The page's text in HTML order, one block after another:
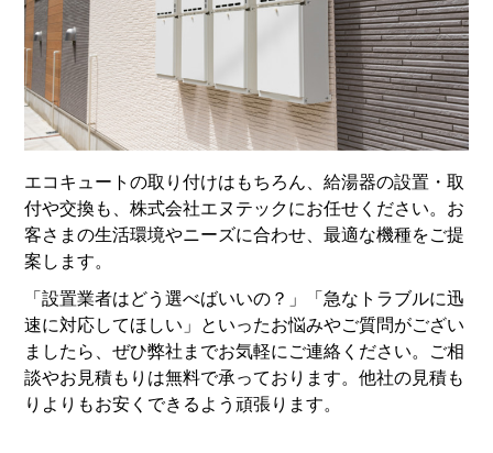
エコキュートの取り付けはもちろん、給湯器の設置・取
付や交換も、株式会社エヌテックにお任せください。お
客さまの生活環境やニーズに合わせ、最適な機種をご提
案します。
「設置業者はどう選べばいいの？」「急なトラブルに迅
速に対応してほしい」といったお悩みやご質問がござい
ましたら、ぜひ弊社までお気軽にご連絡ください。ご相
談やお見積もりは無料で承っております。他社の見積も
りよりもお安くできるよう頑張ります。